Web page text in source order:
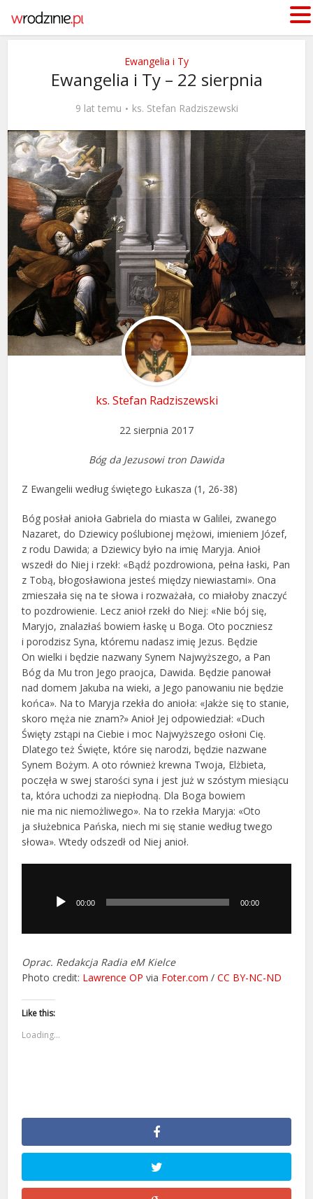
Ewangelia i Ty
Ewangelia i Ty – 22 sierpnia
9 lat temu ks. Stefan Radziszewski
ks. Stefan Radziszewski
22 sierpnia 2017
Bóg da Jezusowi tron Dawida
Z Ewangelii według świętego Łukasza (1, 26-38)
Bóg posłał anioła Gabriela do miasta w Galilei, zwanego
Nazaret, do Dziewicy poślubionej mężowi, imieniem Józef,
z rodu Dawida; a Dziewicy było na imię Maryja. Anioł
wszedł do Niej i rzekł: «Bądź pozdrowiona, pełna łaski, Pan
z Tobą, błogosławiona jesteś między niewiastami». Ona
zmieszała się na te słowa i rozważała, co miałoby znaczyć
to pozdrowienie. Lecz anioł rzekł do Niej: «Nie bój się,
Maryjo, znalazłaś bowiem łaskę u Boga. Oto poczniesz
i porodzisz Syna, któremu nadasz imię Jezus. Będzie
On wielki i będzie nazwany Synem Najwyższego, a Pan
Bóg da Mu tron Jego praojca, Dawida. Będzie panował
nad domem Jakuba na wieki, a Jego panowaniu nie będzie
końca». Na to Maryja rzekła do anioła: «Jakże się to stanie,
skoro męża nie znam?» Anioł Jej odpowiedział: «Duch
Święty zstąpi na Ciebie i moc Najwyższego osłoni Cię.
Dlatego też Święte, które się narodzi, będzie nazwane
Synem Bożym. A oto również krewna Twoja, Elżbieta,
poczęła w swej starości syna i jest już w szóstym miesiącu
ta, która uchodzi za niepłodną. Dla Boga bowiem
nie ma nic niemożliwego». Na to rzekła Maryja: «Oto
ja służebnica Pańska, niech mi się stanie według twego
słowa». Wtedy odszedł od Niej anioł.
dźwiękowych00:00 00:00
Oprac. Redakcja Radia eM Kielce
Photo credit: Lawrence OP via Foter.com /CC BY-NC-ND
Like this:
Loading...